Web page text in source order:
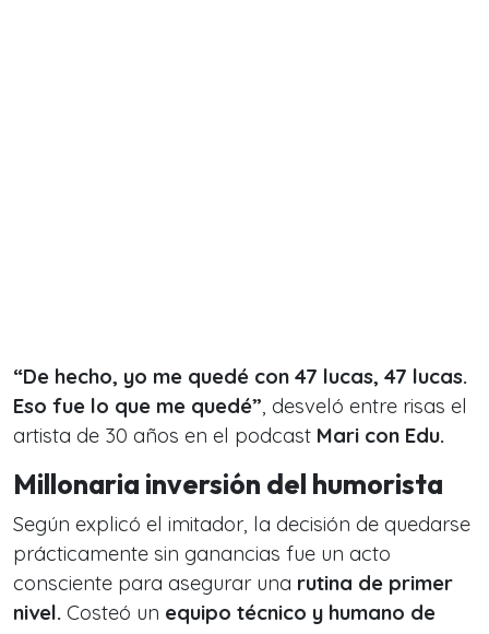
“De hecho, yo me quedé con 47 lucas, 47 lucas.
Eso fue lo que me quedé”, desveló entre risas el
artista de 30 años en el podcast Mari con Edu.
Millonaria inversión del humorista
Según explicó el imitador, la decisión de quedarse
prácticamente sin ganancias fue un acto
consciente para asegurar una rutina de primer
nivel. Costeó un equipo técnico y humano de